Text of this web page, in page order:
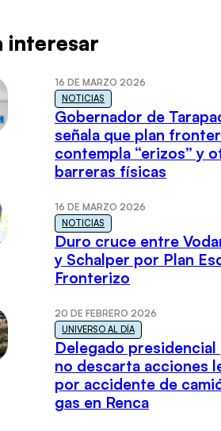
interesar
16 DE MARZO 2026
NOTICIAS
Gobernador de
señala que plan
contempla “erizos” y
barreras físicas
16 DE MARZO 2026
NOTICIAS
Duro cruce entre
y Schalper por Plan
Fronterizo
20 DE FEBRERO 2026
UNIVERSO AL DÍA
Delegado presidencial
no descarta acciones
por accidente de
gas en Renca